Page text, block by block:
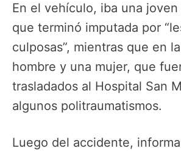
En el vehículo, iba una joven
que terminó imputada por
culposas”, mientras que en
hombre y una mujer, que
trasladados al Hospital San
algunos politraumatismos.
Luego del accidente,